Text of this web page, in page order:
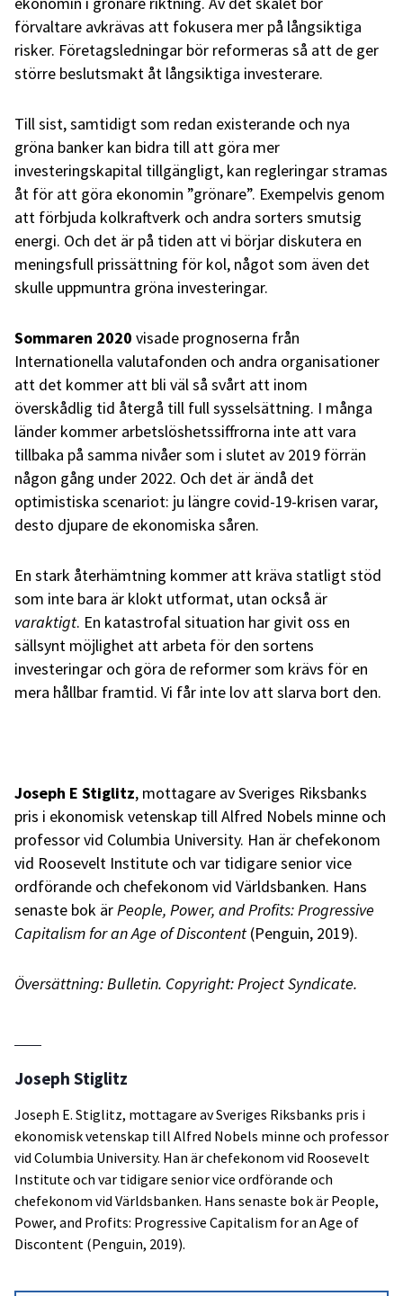
förvaltare avkrävas att fokusera mer på långsiktiga
risker. Företagsledningar bör reformeras så att de ger
större beslutsmakt åt långsiktiga investerare.
Till sist, samtidigt som redan existerande och nya
gröna banker kan bidra till att göra mer
investeringskapital tillgängligt, kan regleringar stramas
åt för att göra ekonomin ”grönare”. Exempelvis genom
att förbjuda kolkraftverk och andra sorters smutsig
energi. Och det är på tiden att vi börjar diskutera en
meningsfull prissättning för kol, något som även det
skulle uppmuntra gröna investeringar.
Sommaren 2020 visade prognoserna från
Internationella valutafonden och andra organisationer
att det kommer att bli väl så svårt att inom
överskådlig tid återgå till full sysselsättning. I många
länder kommer arbetslöshetssiffrorna inte att vara
tillbaka på samma nivåer som i slutet av 2019 förrän
någon gång under 2022. Och det är ändå det
optimistiska scenariot: ju längre covid-19-krisen varar,
desto djupare de ekonomiska såren.
En stark återhämtning kommer att kräva statligt stöd
som inte bara är klokt utformat, utan också är
varaktigt. En katastrofal situation har givit oss en
sällsynt möjlighet att arbeta för den sortens
investeringar och göra de reformer som krävs för en
mera hållbar framtid. Vi får inte lov att slarva bort den.
Joseph E Stiglitz, mottagare av Sveriges Riksbanks
pris i ekonomisk vetenskap till Alfred Nobels minne och
professor vid Columbia University. Han är chefekonom
vid Roosevelt Institute och var tidigare senior vice
ordförande och chefekonom vid Världsbanken. Hans
senaste bok ärPeople, Power, and Profits: Progressive
Capitalism for an Age of Discontent (Penguin, 2019).
Översättning: Bulletin. Copyright: Project Syndicate.
Joseph Stiglitz
Joseph E. Stiglitz, mottagare av Sveriges Riksbanks pris i
ekonomisk vetenskap till Alfred Nobels minne och professor
vid Columbia University. Han är chefekonom vid Roosevelt
Institute och var tidigare senior vice ordförande och
chefekonom vid Världsbanken. Hans senaste bok är People,
Power, and Profits: Progressive Capitalism for an Age of
Discontent (Penguin, 2019).